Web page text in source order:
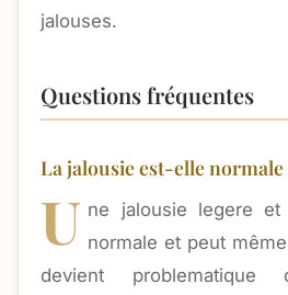
jalouses.
Questions fréquentes
La jalousie est-elle normale
U ne jalousie legere et
normale et peut
devient